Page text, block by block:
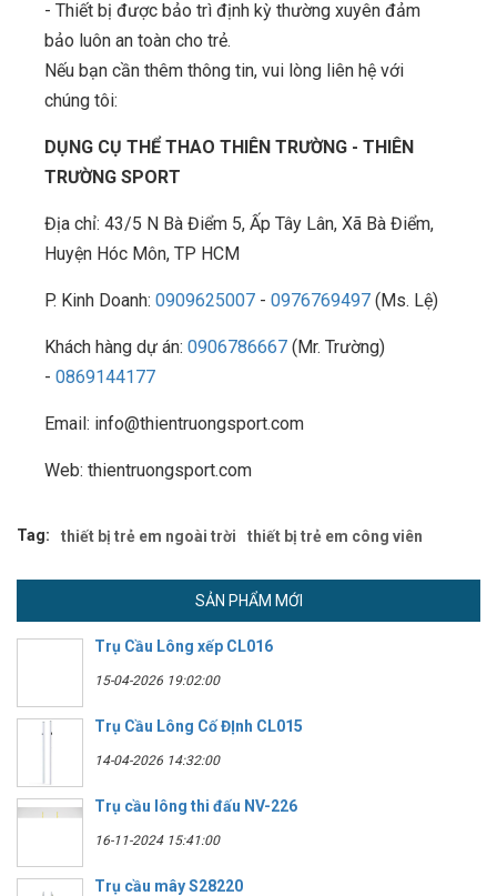
- Thiết bị được bảo trì định kỳ thường xuyên đảm
bảo luôn an toàn cho trẻ.
Nếu bạn cần thêm thông tin, vui lòng liên hệ với
chúng tôi:
DỤNG CỤ THỂ THAO THIÊN TRƯỜNG - THIÊN
TRƯỜNG SPORT
Địa chỉ: 43/5 N Bà Điểm 5, Ấp Tây Lân, Xã Bà Điểm,
Huyện Hóc Môn, TP HCM
P. Kinh Doanh: 0909625007 - 0976769497 (Ms. Lệ)
Khách hàng dự án: 0906786667 (Mr. Trường)
- 0869144177
Email: info@thientruongsport.com
Web: thientruongsport.com
Tag: thiết bị trẻ em ngoài trời thiết bị trẻ em công viên
SẢN PHẨM MỚI
Trụ Cầu Lông xếp CL016
15-04-2026 19:02:00
Trụ Cầu Lông Cố ĐỊnh CL015
14-04-2026 14:32:00
Trụ cầu lông thi đấu NV-226
16-11-2024 15:41:00
Trụ cầu mây S28220